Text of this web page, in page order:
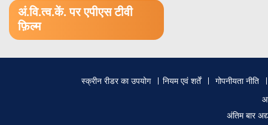
अं.वि.त्व.कें. पर एपीएस टीवी
फ़िल्म
स्क्रीन रीडर का उपयोग नियम एवं शर्तें
गोपनीयता नीति
अंतिम बार